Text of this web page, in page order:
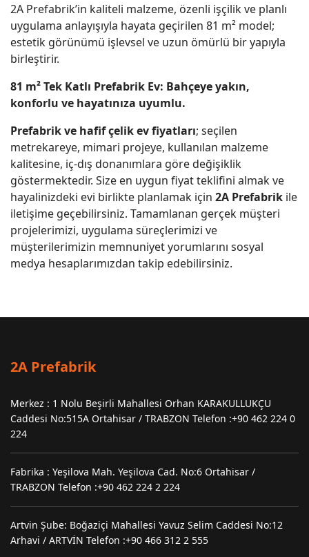
2A Prefabrik’in kaliteli malzeme, özenli işçilik ve planlı
uygulama anlayışıyla hayata geçirilen 81 m² model;
estetik görünümü işlevsel ve uzun ömürlü bir yapıyla
birleştirir.
81 m² Tek Katlı Prefabrik Ev: Bahçeye yakın,
konforlu ve hayatınıza uyumlu.
Prefabrik ve hafif çelik ev fiyatları; seçilen
metrekareye, mimari projeye, kullanılan malzeme
kalitesine, iç-dış donanımlara göre değişiklik
göstermektedir. Size en uygun fiyat teklifini almak ve
hayalinizdeki evi birlikte planlamak için 2A Prefabrik ile
iletişime geçebilirsiniz. Tamamlanan gerçek müşteri
projelerimizi, uygulama süreçlerimizi ve
müşterilerimizin memnuniyet yorumlarını sosyal
medya hesaplarımızdan takip edebilirsiniz.
2A Prefabrik
Merkez : 1 Nolu Beşirli Mahallesi Orhan KARAKULLUKÇU
Caddesi No:515A Ortahisar / TRABZON Telefon :+90 462 224 0
224
Fabrika : Yeşilova Mah. Yeşilova Cad. No:6 Ortahisar /
TRABZON Telefon :+90 462 224 2 224
Artvin Şube: Boğaziçi Mahallesi Yavuz Selim Caddesi No:12
Arhavi / ARTVİN Telefon :+90 466 312 2 555